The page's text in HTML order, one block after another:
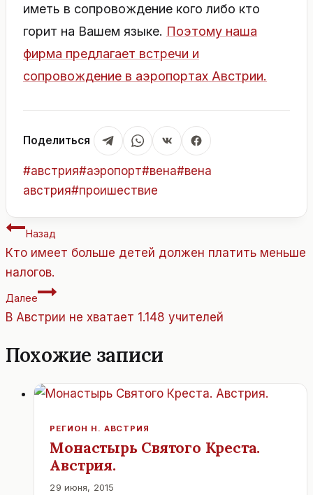
иметь в сопровождение кого либо кто
горит на Вашем языке. Поэтому наша
фирма предлагает встречи и
сопровождение в аэропортах Австрии.
Поделиться
Метки
записи:
#австрия#аэропорт#вена#вена
австрия#проишествие
Навигация
по
записям
Назад
Кто имеет больше детей должен платить меньше
налогов.
Далее
В Австрии не хватает 1.148 учителей
Похожие записи
РЕГИОН Н. АВСТРИЯ
Монастырь Святого Креста.
Австрия.
29 июня, 2015